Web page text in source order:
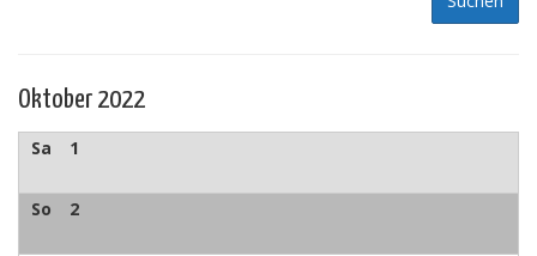
Oktober 2022
Sa 1
So 2